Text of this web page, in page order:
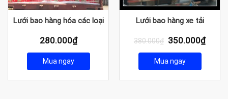
Lưới bao hàng hóa các loại
280.000₫
Mua ngay
Lưới bao hàng xe tải
380.000₫ Giá
là:
380.000₫.
350.000₫Giá
Mua ngay